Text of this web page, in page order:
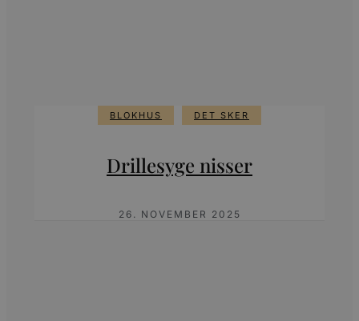
BLOKHUS DET SKER
Drillesyge nisser
26. NOVEMBER 2025